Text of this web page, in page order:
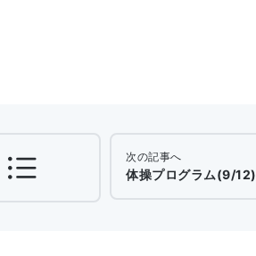
次の記事へ
体操プログラム(9/12)